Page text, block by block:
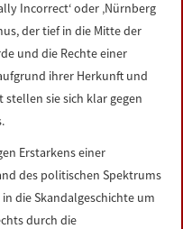
Incorrect‘ oder ‚Nürnberg
der tief in die Mitte der
und die Rechte einer
ihrer Herkunft und
stellen sie sich klar gegen
Erstarkens einer
des politischen Spektrums
die Skandalgeschichte um
durch die